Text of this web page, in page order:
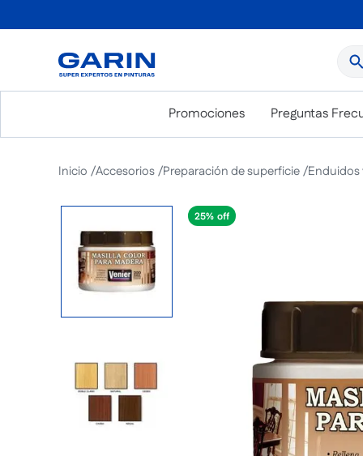
Promociones Preguntas
Accesorios Preparación de superficie Enduidos
25%